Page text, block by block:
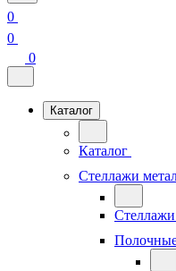
0
0
0
Каталог
Каталог
Стеллажи
Стеллажи